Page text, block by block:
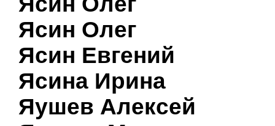
Ясин Олег
Ясин Евгений
Ясина Ирина
Яушев Алексей